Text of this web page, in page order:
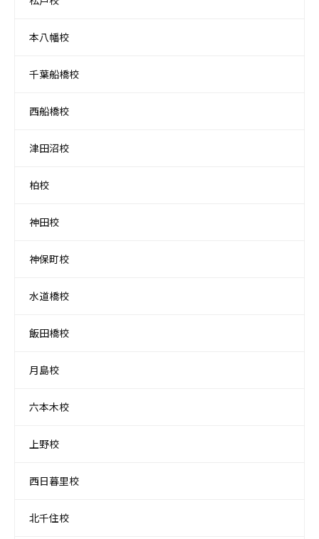
本八幡校
千葉船橋校
西船橋校
津田沼校
柏校
神田校
神保町校
水道橋校
飯田橋校
月島校
六本木校
上野校
西日暮里校
北千住校